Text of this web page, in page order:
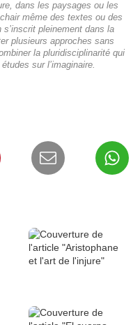
dans les paysages ou les
même des textes ou des
s’inscrit pleinement dans la
plusieurs approches sans
la pluridisciplinarité qui
sur l’imaginaire.